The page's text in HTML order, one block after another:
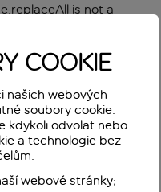
is not a
COOKIE
našich webových
soubory cookie.
kdykoli odvolat nebo
a technologie bez
webové stránky;